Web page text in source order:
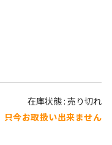
在庫状態 : 売り切れ
只今お取扱い出来ません